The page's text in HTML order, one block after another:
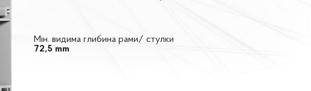
Мін. видима глибина рами/ стулки
72,5 mm